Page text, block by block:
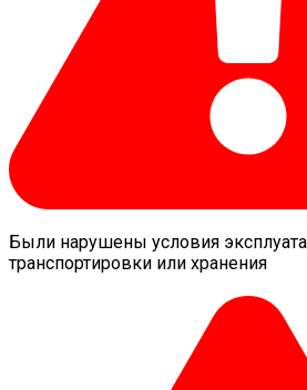
Были нарушены условия
транспортировки или хранения